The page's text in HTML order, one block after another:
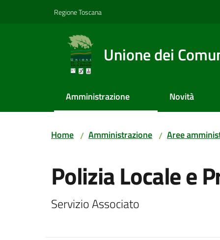
Regione Toscana
Unione dei
Amministrazione Novità
Home / Amministrazione / Aree
Polizia Locale e
Servizio Associato